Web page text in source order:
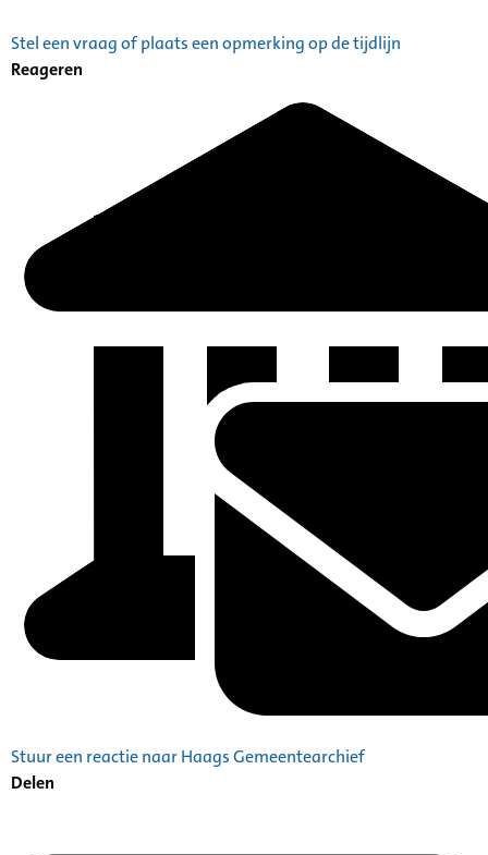
Stel een vraag of plaats een opmerking op de tijdlijn
Reageren
Stuur een reactie naar Haags Gemeentearchief
Delen